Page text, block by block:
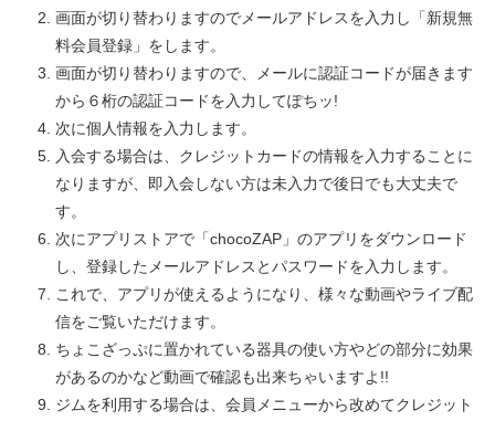
画面が切り替わりますのでメールアドレスを入力し「新規無
料会員登録」をします。
画面が切り替わりますので、メールに認証コードが届きます
から６桁の認証コードを入力してぽちッ!
次に個人情報を入力します。
入会する場合は、クレジットカードの情報を入力することに
なりますが、即入会しない方は未入力で後日でも大丈夫で
す。
次にアプリストアで「chocoZAP」のアプリをダウンロード
し、登録したメールアドレスとパスワードを入力します。
これで、アプリが使えるようになり、様々な動画やライブ配
信をご覧いただけます。
ちょこざっぷに置かれている器具の使い方やどの部分に効果
があるのかなど動画で確認も出来ちゃいますよ!!
ジムを利用する場合は、会員メニューから改めてクレジット